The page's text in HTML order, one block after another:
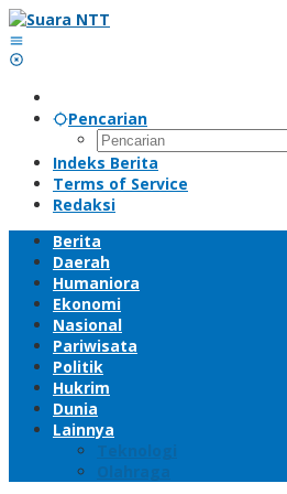
Lewati
ke
konten
Pencarian
Indeks Berita
Terms of Service
Redaksi
Berita
Daerah
Humaniora
Ekonomi
Nasional
Pariwisata
Politik
Hukrim
Dunia
Lainnya
Teknologi
Olahraga